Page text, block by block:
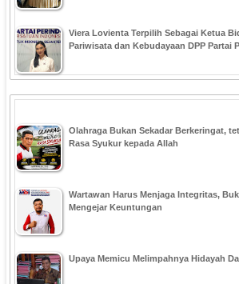
Viera Lovienta Terpilih Sebagai Ketua
Pariwisata dan Kebudayaan DPP Partai
Olahraga Bukan Sekadar Berkeringat,
Rasa Syukur kepada Allah
Wartawan Harus Menjaga Integritas,
Mengejar Keuntungan
Upaya Memicu Melimpahnya Hidayah